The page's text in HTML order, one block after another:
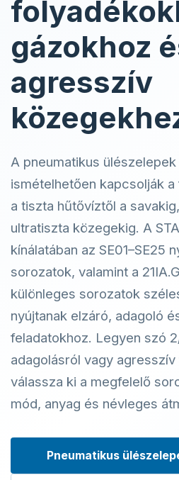
gázokhoz
agresszív
A pneumatikus
ismételhetően kapcsolják
a tiszta hűtővíztől a
ultratiszta közegekig. A
kínálatában az SE01–SE25
sorozatok, valamint a
különleges sorozatok
nyújtanak elzáró, adagoló
feladatokhoz. Legyen szó
adagolásról vagy
válassza ki a megfelelő
mód, anyag és névleges
Pneumatikus